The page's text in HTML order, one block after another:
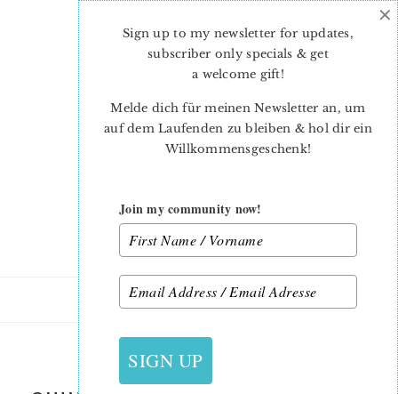
Sign up to my newsletter for updates,
subscriber only specials & get
a welcome gift!
Melde dich für meinen Newsletter an, um
auf dem Laufenden zu bleiben & hol dir ein
Willkommensgeschenk!
Join my community now!
SIGN UP
×